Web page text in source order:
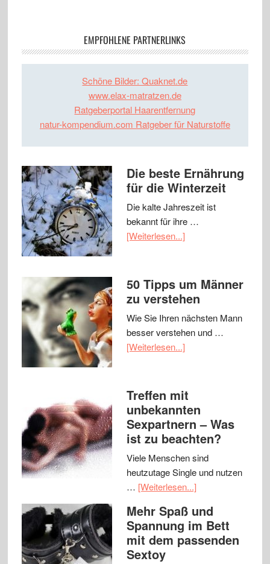
EMPFOHLENE PARTNERLINKS
Schöne Bilder: Quaknet.de
www.elax-matratzen.de
Ratgeberportal Haarentfernung
natur-kompendium.com Ratgeber für Naturstoffe
Die beste Ernährung
für die Winterzeit
Die kalte Jahreszeit ist
bekannt für ihre …
[Weiterlesen...]
50 Tipps um Männer
zu verstehen
Wie Sie Ihren nächsten Mann
besser verstehen und …
[Weiterlesen...]
Treffen mit
unbekannten
Sexpartnern – Was
ist zu beachten?
Viele Menschen sind
heutzutage Single und nutzen
… [Weiterlesen...]
Mehr Spaß und
Spannung im Bett
mit dem passenden
Sextoy